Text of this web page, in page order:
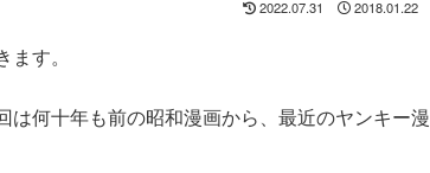
2022.07.31 2018.01.22
す。
何十年も前の昭和漫画から、最近のヤンキー漫